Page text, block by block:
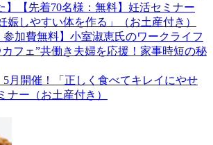
】【先着70名様：無料】妊活セミナー
娠しやすい体を作る」（お土産付き）
参加費無料】小室淑恵氏のワークライフ
フェ”共働き夫婦を応援！家事時短の秘
5月開催！「正しく食べてキレイにやせ
ナー（お土産付き）